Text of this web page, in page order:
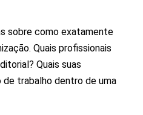
sobre como exatamente
Quais profissionais
Quais suas
trabalho dentro de uma